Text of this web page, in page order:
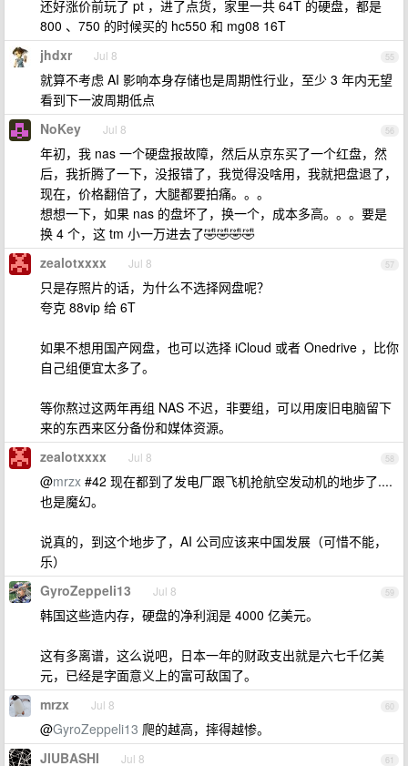
还好涨价前玩了 pt ，进了点货，家里一共 64T 的硬盘，都是
800 、750 的时候买的 hc550 和 mg08 16T
55
jhdxr Jul 8
就算不考虑 AI 影响本身存储也是周期性行业，至少 3 年内无望
看到下一波周期低点
56
NoKey Jul 8
年初，我 nas 一个硬盘报故障，然后从京东买了一个红盘，然
后，我折腾了一下，没报错了，我觉得没啥用，我就把盘退了，
现在，价格翻倍了，大腿都要拍痛。。。
想想一下，如果 nas 的盘坏了，换一个，成本多高。。。要是
换 4 个，这 tm 小一万进去了🤣🤣🤣🤣
57
zealotxxxx Jul 8
只是存照片的话，为什么不选择网盘呢？
夸克 88vip 给 6T
如果不想用国产网盘，也可以选择 iCloud 或者 Onedrive ，比你
自己组便宜太多了。
等你熬过这两年再组 NAS 不迟，非要组，可以用废旧电脑留下
来的东西来区分备份和媒体资源。
58
zealotxxxx Jul 8
@mrzx #42 现在都到了发电厂跟飞机抢航空发动机的地步了....
也是魔幻。
说真的，到这个地步了，AI 公司应该来中国发展（可惜不能，
乐）
59
GyroZeppeli13 Jul 8
韩国这些造内存，硬盘的净利润是 4000 亿美元。
这有多离谱，这么说吧，日本一年的财政支出就是六七千亿美
元，已经是字面意义上的富可敌国了。
60
mrzx Jul 8
@GyroZeppeli13 爬的越高，摔得越惨。
61
JIUBASHI Jul 8